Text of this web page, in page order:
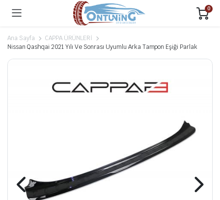
0
Ana Sayfa
CAPPA ÜRÜNLERİ
Nissan Qashqai 2021 Yılı Ve Sonrası Uyumlu Arka Tampon Eşiği Parlak